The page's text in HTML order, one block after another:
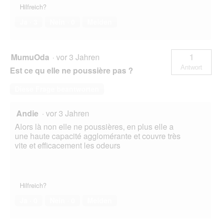
Hilfreich?
MumuOda · vor 3 Jahren
Est ce qu elle ne poussière pas ?
1
Antwort
Andie · vor 3 Jahren
Alors là non elle ne poussières, en plus elle a
une haute capacité agglomérante et couvre très
vite et efficacement les odeurs
Hilfreich?